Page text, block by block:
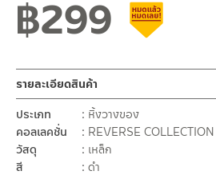
฿299
รายละเอียดสินค้า
ประเภท
หิ้งวางของ
คอลเลคชั่น
REVERSE COLLECTION
วัสดุ
เหล็ก
สี
ดำ